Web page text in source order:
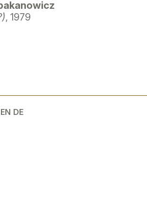
, 1979
EN DE